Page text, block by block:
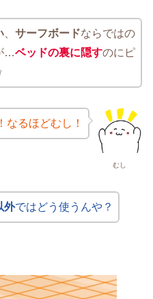
、 サーフボードならではの
…ベッドの裏に隠すのにピ
むし
なるほどむし！
外ではどう使うんや？